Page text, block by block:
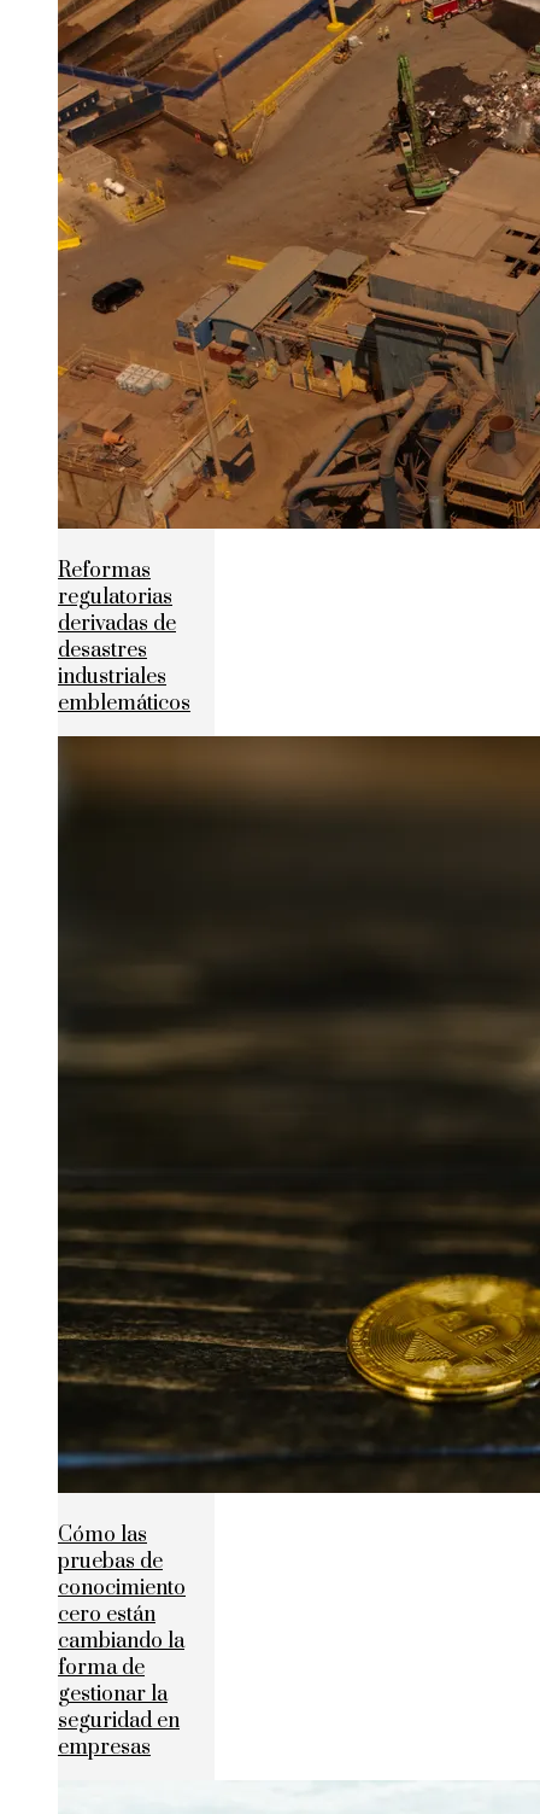
Reformas
regulatorias
derivadas de
desastres
industriales
emblemáticos
Cómo las
pruebas de
conocimiento
cero están
cambiando la
forma de
gestionar la
seguridad en
empresas